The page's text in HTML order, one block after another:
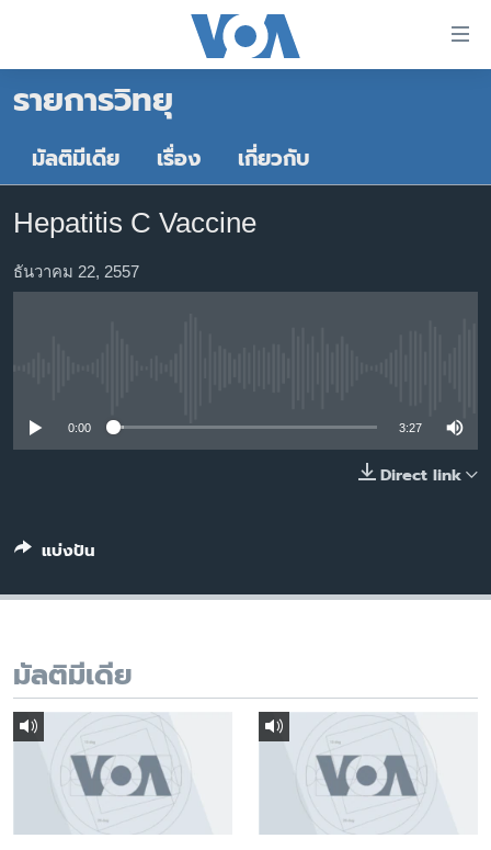
ต่อ
เนื้อหา
ข้าม
ไป
หน้า
การ
ค้นหา
หน้าหลัก
โลก
เอเชีย
สหรัฐฯ
ไทย
ไลฟ์สไตล์
พอดคาสต์
เลือกภาษา
รายการวิทยุ
มัลติมีเดีย เรื่อง เกี่ยวกับ
Hepatitis C Vaccine
ธันวาคม 22, 2557
0:00 3:27
Direct link
แบ่งปัน
มัลติมีเดีย